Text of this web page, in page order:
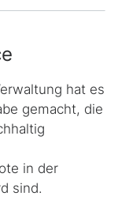
hat es
gemacht, die
in der
sind.